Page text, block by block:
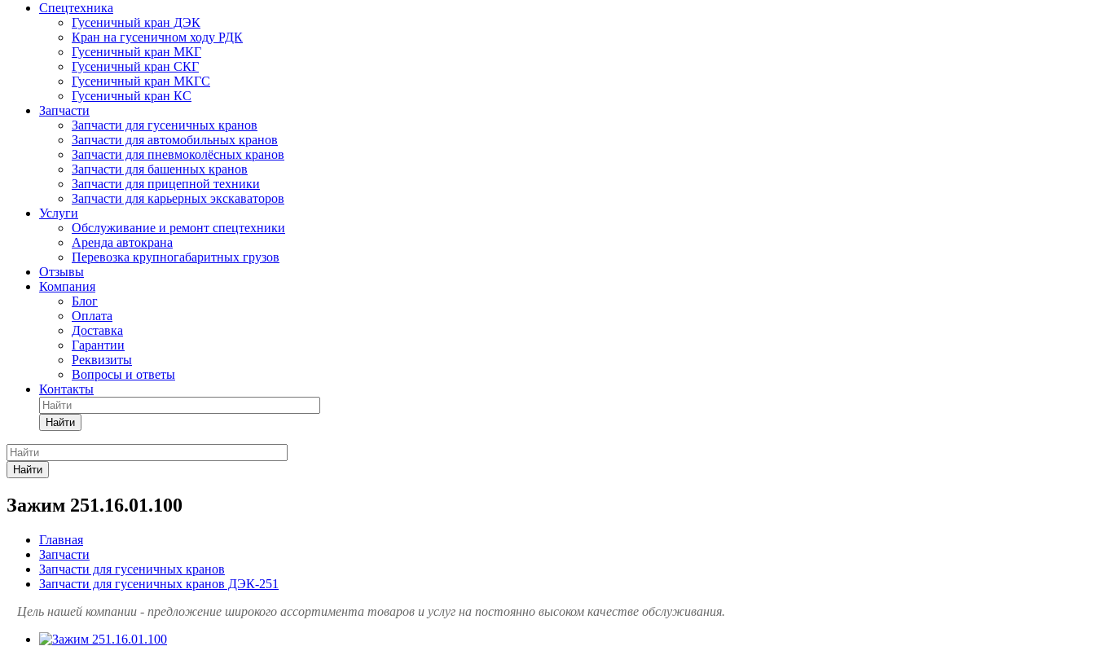
Спецтехника
Гусеничный кран ДЭК
Кран на гусеничном ходу РДК
Гусеничный кран МКГ
Гусеничный кран СКГ
Гусеничный кран МКГС
Гусеничный кран КС
Запчасти
Запчасти для гусеничных кранов
Запчасти для автомобильных кранов
Запчасти для пневмоколёсных кранов
Запчасти для башенных кранов
Запчасти для прицепной техники
Запчасти для карьерных экскаваторов
Услуги
Обслуживание и ремонт спецтехники
Аренда автокрана
Перевозка крупногабаритных грузов
Отзывы
Компания
Блог
Оплата
Доставка
Гарантии
Реквизиты
Вопросы и ответы
Контакты
Найти
Найти
Зажим 251.16.01.100
Главная
Запчасти
Запчасти для гусеничных кранов
Запчасти для гусеничных кранов ДЭК-251
Цель нашей компании - предложение широкого ассортимента товаров и услуг на постоянно высоком качестве обслуживания.